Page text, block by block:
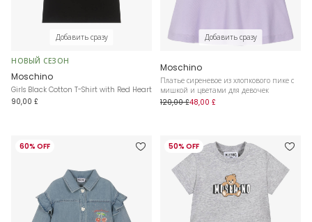
Добавить сразу
НОВЫЙ СЕЗОН
Moschino
Girls Black Cotton T-Shirt with Red Heart
90,00 £
Добавить сразу
Moschino
Платье сиреневое из хлопкового пике с
мишкой и цветами для девочек
120,00 £48,00 £
60% OFF 50% OFF